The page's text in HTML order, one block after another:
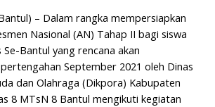
– Dalam rangka mempersiapkan
Nasional (AN) Tahap II bagi siswa
Se-Bantul yang rencana akan
September 2021 oleh Dinas
dan Olahraga (Dikpora) Kabupaten
8 MTsN 8 Bantul mengikuti kegiatan